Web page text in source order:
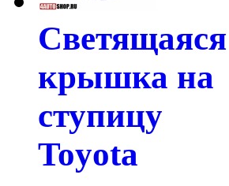
Светящаяся
крышка на
ступицу
Toyota